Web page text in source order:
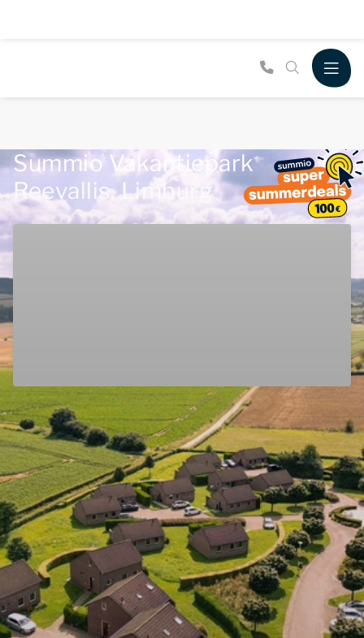
Summio Vakantiepark
Reevallis, Limburg